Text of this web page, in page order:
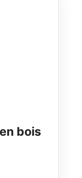
bois